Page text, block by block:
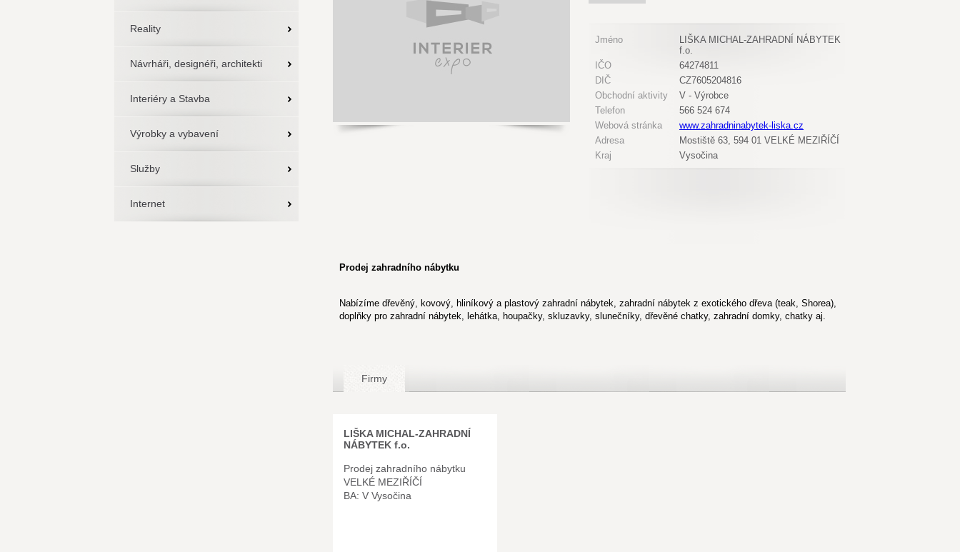
Reality
Návrháři, designéři, architekti
Interiéry a Stavba
Výrobky a vybavení
Služby
Internet
Jméno
LIŠKA MICHAL-ZAHRADNÍ NÁBYTEK
f.o.
IČO
64274811
DIČ
CZ7605204816
Obchodní aktivity
V - Výrobce
Telefon
566 524 674
Webová stránka
www.zahradninabytek-liska.cz
Adresa
Mostiště 63, 594 01 VELKÉ MEZIŘÍČÍ
Kraj
Vysočina
Prodej zahradního nábytku
Nabízíme dřevěný, kovový, hliníkový a plastový zahradní nábytek, zahradní nábytek z exotického dřeva (teak, Shorea),
doplňky pro zahradní nábytek, lehátka, houpačky, skluzavky, slunečníky, dřevěné chatky, zahradní domky, chatky aj.
Firmy
LIŠKA MICHAL-ZAHRADNÍ
NÁBYTEK f.o.
Prodej zahradního nábytku
VELKÉ MEZIŘÍČÍ
BA: V Vysočina